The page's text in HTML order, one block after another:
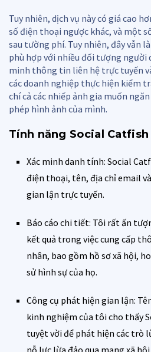
Tuy nhiên, dịch vụ này có giá cao
số điện thoại ngược khác, và một
sau tường phí. Tuy nhiên, đây vẫn
phù hợp với nhiều đối tượng người
minh thông tin liên hệ trực tuyến
các doanh nghiệp thực hiện kiểm
chí cả các nhiếp ảnh gia muốn
phép hình ảnh của mình.
Tính năng Social Catfish
Xác minh danh tính: Social
điện thoại, tên, địa chỉ email
gian lận trực tuyến.
Báo cáo chi tiết: Tôi rất ấn
kết quả trong việc cung cấp
nhân, bao gồm hồ sơ xã hội,
sử hình sự của họ.
Công cụ phát hiện gian lận:
kinh nghiệm của tôi cho thấy
tuyệt vời để phát hiện các trò
nỗ lực lừa đảo qua mạng xã